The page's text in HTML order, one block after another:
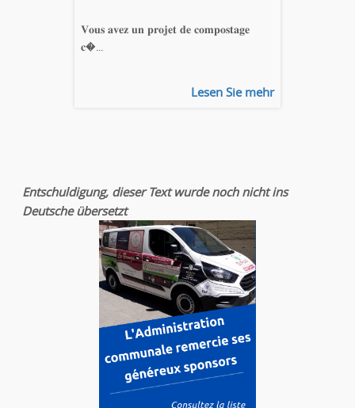
𝐕𝐨𝐮𝐬 𝐚𝐯𝐞𝐳 𝐮𝐧 𝐩𝐫𝐨𝐣𝐞𝐭 𝐝𝐞 𝐜𝐨𝐦𝐩𝐨𝐬𝐭𝐚𝐠𝐞
𝐜�...
Lesen Sie mehr
Entschuldigung, dieser Text wurde noch nicht ins
Deutsche übersetzt